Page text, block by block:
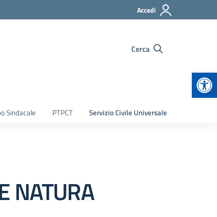
Accedi
Cerca
Sindacale PTPCT Servizio Civile Universale
NATURA